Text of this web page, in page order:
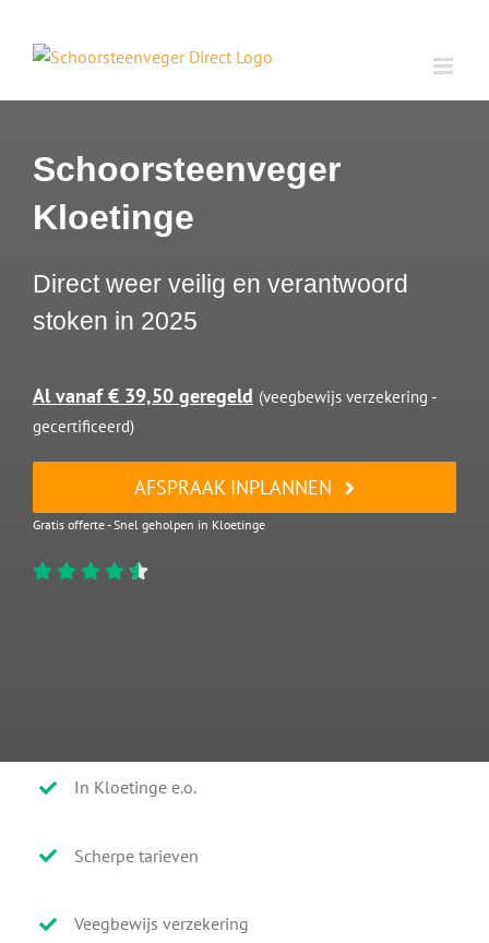
inhoud
Schoorsteenveger
Kloetinge
Direct weer veilig en verantwoord
stoken in 2025
Al vanaf € 39,50 geregeld (veegbewijs verzekering -
gecertificeerd)
AFSPRAAK INPLANNEN
Gratis offerte - Snel geholpen in Kloetinge
In Kloetinge e.o.
Scherpe tarieven
Veegbewijs verzekering